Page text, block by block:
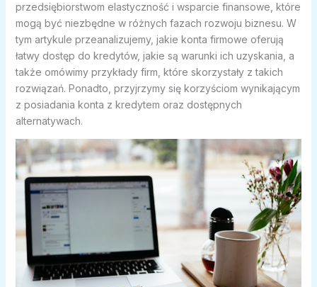
przedsiębiorstwom elastyczność i wsparcie finansowe, które
mogą być niezbędne w różnych fazach rozwoju biznesu. W
tym artykule przeanalizujemy, jakie konta firmowe oferują
łatwy dostęp do kredytów, jakie są warunki ich uzyskania, a
także omówimy przykłady firm, które skorzystały z takich
rozwiązań. Ponadto, przyjrzymy się korzyściom wynikającym
z posiadania konta z kredytem oraz dostępnych
alternatywach.